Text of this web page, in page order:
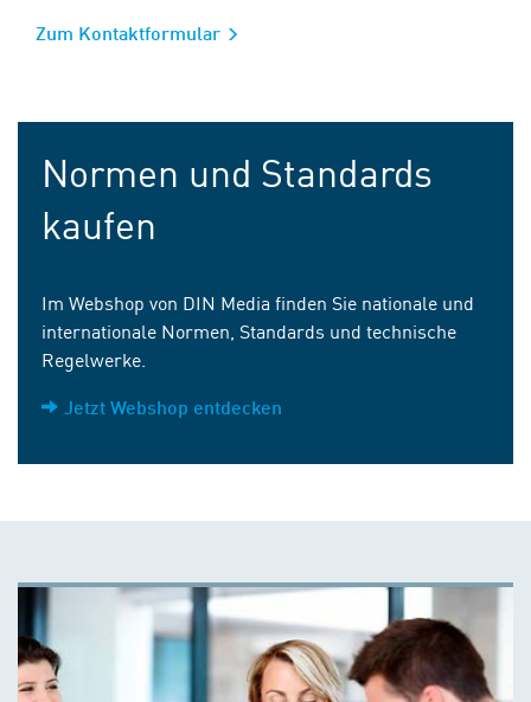
Zum Kontaktformular
Normen und Standards
kaufen
Im Webshop von DIN Media finden Sie nationale und
internationale Normen, Standards und technische
Regelwerke.
Jetzt Webshop entdecken